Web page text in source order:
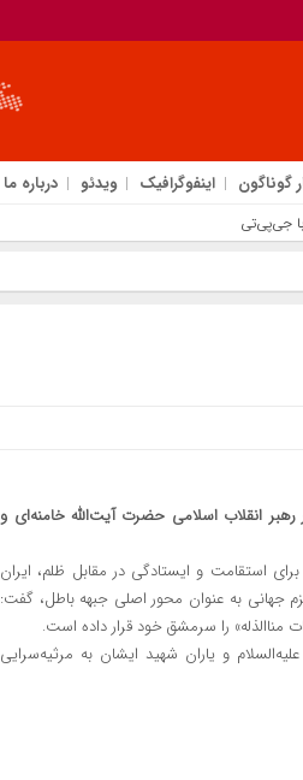
گوناگون اینفوگرافیک ویدئو درباره ما
انقلاب اسلامی حضرت آیت‌الله خامنه‌ای و
استقامت و ایستادگی در مقابل ظلم، ایران
جهانی به عنوان محور اصلی جبهه باطل، گفت:
منا‌الذله» را سرمشق خود قرار داده است.
و یاران شهید ایشان به مرثیه‌سرایی